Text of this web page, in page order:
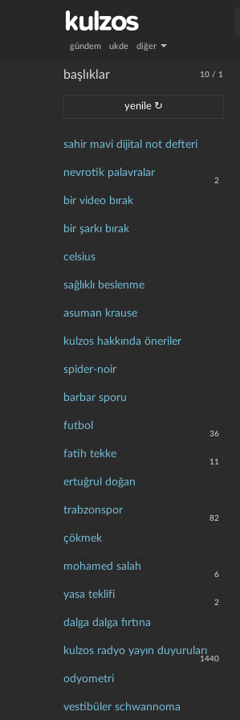
gündem ukde diğer
10 / 1
başlıklar
yenile ↻
sahir mavi dijital not defteri
nevrotik palavralar
2
bir video bırak
bir şarkı bırak
celsius
sağlıklı beslenme
asuman krause
kulzos hakkında öneriler
spider-noir
barbar sporu
futbol
36
fatih tekke
11
ertuğrul doğan
trabzonspor
82
çökmek
mohamed salah
6
yasa teklifi
2
dalga dalga fırtına
kulzos radyo yayın duyuruları
1440
odyometri
vestibüler schwannoma